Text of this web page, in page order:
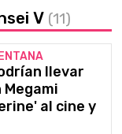
V (11)
llevar
Megami
al cine y